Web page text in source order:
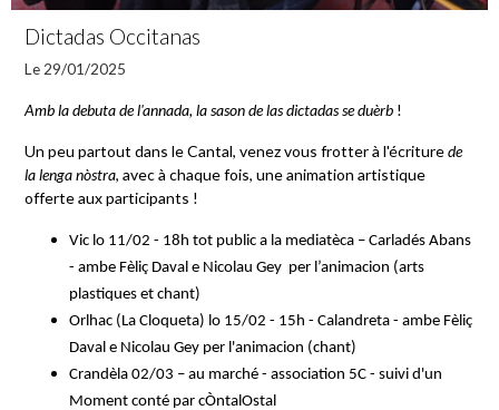
Dictadas Occitanas
Le 29/01/2025
Amb la debuta de l'annada, la sason de las dictadas se duèrb !
Un peu partout dans le Cantal, venez vous frotter à l'écriturede
la lenga nòstra, avec à chaque fois, une animation artistique
offerte aux participants !
Vic lo 11/02 - 18h tot public a la mediatèca – Carladés Abans
- ambe Fèliç Daval e Nicolau Gey per l’animacion (arts
plastiques et chant)
Orlhac (La Cloqueta) lo 15/02 - 15h - Calandreta - ambe Fèliç
Daval e Nicolau Gey per l'animacion (chant)
Crandèla 02/03 – au marché - association 5C - suivi d'un
Moment conté par cÒntalOstal